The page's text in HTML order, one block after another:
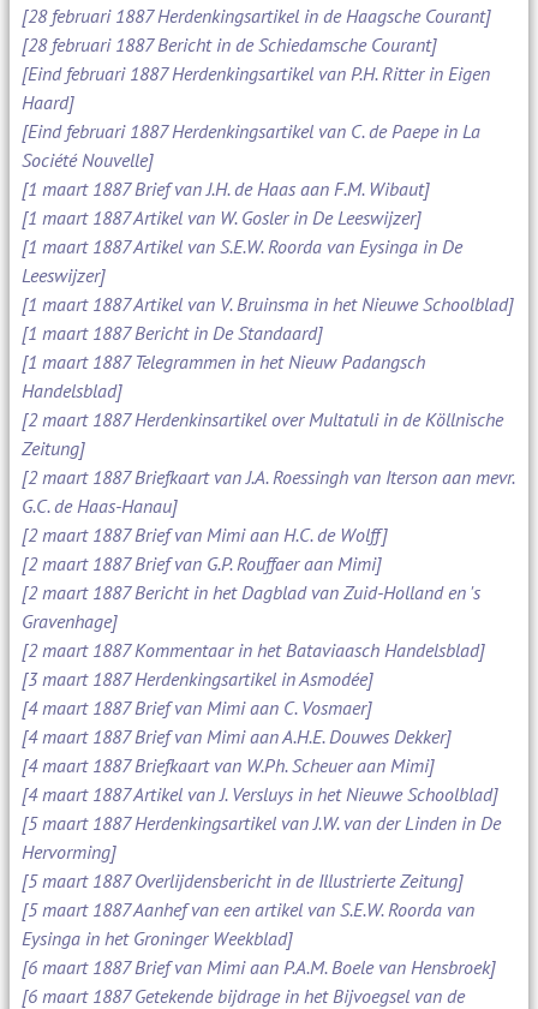
[28 februari 1887 Herdenkingsartikel in de Haagsche Courant]
[28 februari 1887 Bericht in de Schiedamsche Courant]
[Eind februari 1887 Herdenkingsartikel van P.H. Ritter in Eigen
Haard]
[Eind februari 1887 Herdenkingsartikel van C. de Paepe in La
Société Nouvelle]
[1 maart 1887 Brief van J.H. de Haas aan F.M. Wibaut]
[1 maart 1887 Artikel van W. Gosler in De Leeswijzer]
[1 maart 1887 Artikel van S.E.W. Roorda van Eysinga in De
Leeswijzer]
[1 maart 1887 Artikel van V. Bruinsma in het Nieuwe Schoolblad]
[1 maart 1887 Bericht in De Standaard]
[1 maart 1887 Telegrammen in het Nieuw Padangsch
Handelsblad]
[2 maart 1887 Herdenkinsartikel over Multatuli in de Köllnische
Zeitung]
[2 maart 1887 Briefkaart van J.A. Roessingh van Iterson aan mevr.
G.C. de Haas-Hanau]
[2 maart 1887 Brief van Mimi aan H.C. de Wolff]
[2 maart 1887 Brief van G.P. Rouffaer aan Mimi]
[2 maart 1887 Bericht in het Dagblad van Zuid-Holland en 's
Gravenhage]
[2 maart 1887 Kommentaar in het Bataviaasch Handelsblad]
[3 maart 1887 Herdenkingsartikel in Asmodée]
[4 maart 1887 Brief van Mimi aan C. Vosmaer]
[4 maart 1887 Brief van Mimi aan A.H.E. Douwes Dekker]
[4 maart 1887 Briefkaart van W.Ph. Scheuer aan Mimi]
[4 maart 1887 Artikel van J. Versluys in het Nieuwe Schoolblad]
[5 maart 1887 Herdenkingsartikel van J.W. van der Linden in De
Hervorming]
[5 maart 1887 Overlijdensbericht in de Illustrierte Zeitung]
[5 maart 1887 Aanhef van een artikel van S.E.W. Roorda van
Eysinga in het Groninger Weekblad]
[6 maart 1887 Brief van Mimi aan P.A.M. Boele van Hensbroek]
[6 maart 1887 Getekende bijdrage in het Bijvoegsel van de